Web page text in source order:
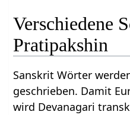
Verschiedene
Pratipakshin
Sanskrit Wörter
geschrieben. Damit
wird Devanagari